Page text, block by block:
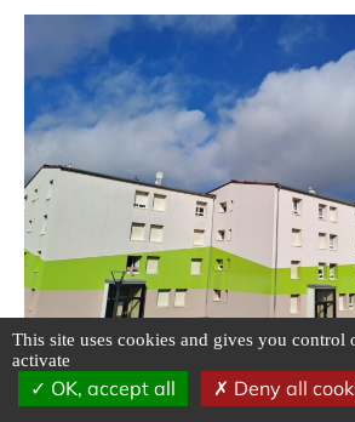
This site uses cookies and gives you control
activate
OK, accept all Deny all